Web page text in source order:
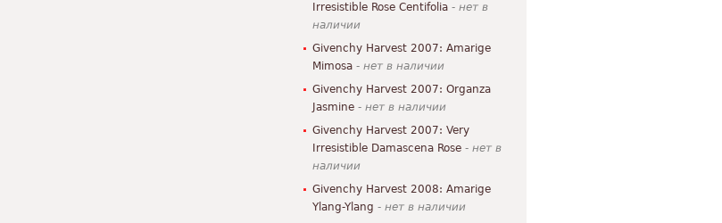
Irresistible Rose Centifolia - нет в
наличии
Givenchy Harvest 2007: Amarige
Mimosa - нет в наличии
Givenchy Harvest 2007: Organza
Jasmine - нет в наличии
Givenchy Harvest 2007: Very
Irresistible Damascena Rose - нет в
наличии
Givenchy Harvest 2008: Amarige
Ylang-Ylang - нет в наличии